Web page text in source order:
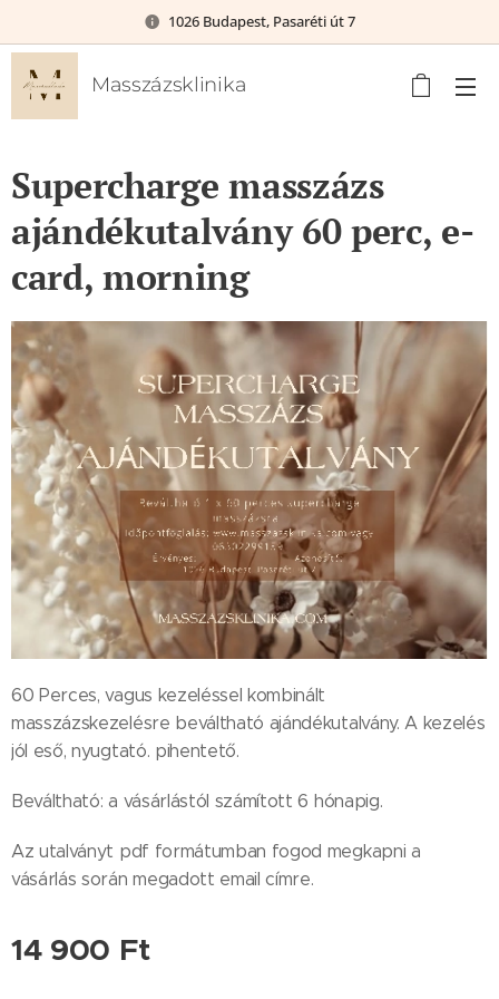
1026 Budapest, Pasaréti út 7
Masszázsklinika
Supercharge masszázs
ajándékutalvány 60 perc, e-
card, morning
60 Perces, vagus kezeléssel kombinált
masszázskezelésre beváltható ajándékutalvány. A kezelés
jól eső, nyugtató. pihentető.
Beváltható: a vásárlástól számított 6 hónapig.
Az utalványt pdf formátumban fogod megkapni a
vásárlás során megadott email címre.
14 900 Ft